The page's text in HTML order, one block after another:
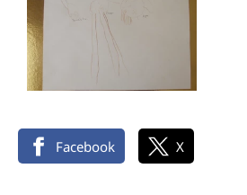
Facebook X